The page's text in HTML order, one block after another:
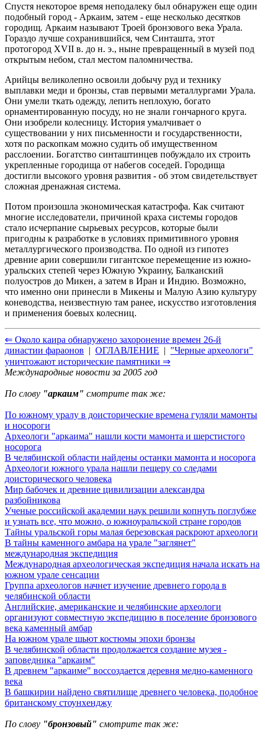
Спустя некоторое время неподалеку был обнаружен еще один
подобный город - Аркаим, затем - еще несколько десятков
городищ. Аркаим называют Троей бронзового века Урала.
Гораздо лучше сохранившийся, чем Синташта, этот
протогород XVII в. до н. э., ныне превращенный в музей под
открытым небом, стал местом паломничества.
Арийцы великолепно освоили добычу руд и технику
выплавки меди и бронзы, став первыми металлургами Урала.
Они умели ткать одежду, лепить неплохую, богато
орнаментированную посуду, но не знали гончарного круга.
Они изобрели колесницу. История умалчивает о
существовании у них письменности и государственности,
хотя по раскопкам можно судить об имущественном
расслоении. Богатство синташтинцев побуждало их строить
укрепленные городища от набегов соседей. Городища
достигли высокого уровня развития - об этом свидетельствует
сложная дренажная система.
Потом произошла экономическая катастрофа. Как считают
многие исследователи, причиной краха системы городов
стало исчерпание сырьевых ресурсов, которые были
пригодны к разработке в условиях примитивного уровня
металлургического производства. По одной из гипотез
древние арии совершили гигантское перемещение из южно-
уральских степей через Южную Украину, Балканский
полуостров до Микен, а затем в Иран и Индию. Возможно,
что именно они принесли в Микены и Малую Азию культуру
коневодства, неизвестную там ранее, искусство изготовления
и применения боевых колесниц.
⇐ Около каира обнаружено захоронение времен 26-й
династии фараонов | ОГЛАВЛЕНИЕ | "Черные археологи"
уничтожают исторические памятники ⇒
Международные новости за 2005 год
По слову "аркаим" смотрите так же:
По южному уралу в доисторические времена гуляли мамонты
и носороги
Археологи "аркаима" нашли кости мамонта и шерстистого
носорога
В челябинской области найдены останки мамонта и носорога
Археологи южного урала нашли пещеру со следами
доисторического человека
Мир бабочек и древние цивилизации александра
разбойникова
Ученые российской академии наук решили копнуть поглубже
и узнать все, что можно, о южноуральской стране городов
Тайны уральской горы малая березовская раскроют археологи
В тайны каменного амбара на урале "заглянет"
международная экспедиция
Международная археологическая экспедиция начала искать на
южном урале сенсации
Группа археологов начнет изучение древнего города в
челябинской области
Английские, американские и челябинские археологи
организуют совместную экспедицию в поселение бронзового
века каменный амбар
На южном урале шьют костюмы эпохи бронзы
В челябинской области продолжается создание музея -
заповедника "аркаим"
В древнем "аркаиме" воссоздается деревня медно-каменного
века
В башкирии найдено святилище древнего человека, подобное
британскому стоунхенджу
По слову "бронзовый" смотрите так же: